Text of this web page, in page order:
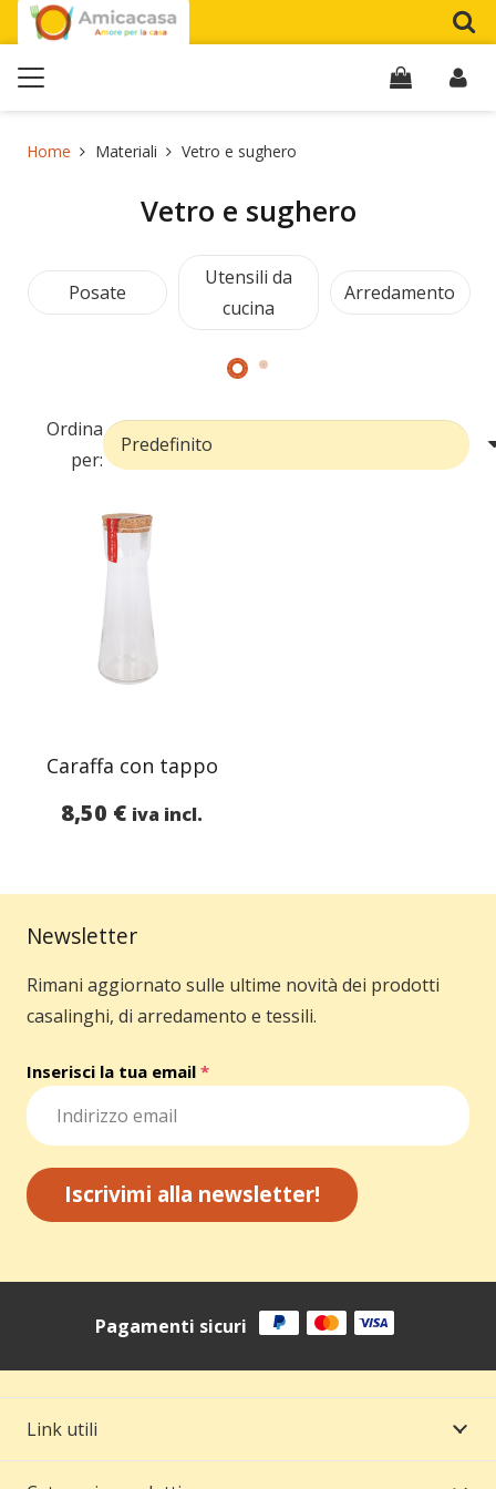
Home Materiali Vetro e sughero
Vetro e sughero
Posate
Utensili da
cucina
Arredamento
Ordina
per:
Caraffa con tappo
8,50 € iva incl.
Newsletter
Rimani aggiornato sulle ultime novità dei prodotti
casalinghi, di arredamento e tessili.
Inserisci la tua email *
Iscrivimi alla newsletter!
Pagamenti sicuri
Link utili